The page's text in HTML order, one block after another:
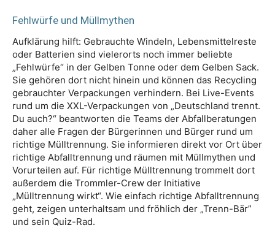
Fehlwürfe und Müllmythen
Aufklärung hilft: Gebrauchte Windeln, Lebensmittelreste
oder Batterien sind vielerorts noch immer beliebte
„Fehlwürfe“ in der Gelben Tonne oder dem Gelben Sack.
Sie gehören dort nicht hinein und können das Recycling
gebrauchter Verpackungen verhindern. Bei Live-Events
rund um die XXL-Verpackungen von „Deutschland trennt.
Du auch?“ beantworten die Teams der Abfallberatungen
daher alle Fragen der Bürgerinnen und Bürger rund um
richtige Mülltrennung. Sie informieren direkt vor Ort über
richtige Abfalltrennung und räumen mit Müllmythen und
Vorurteilen auf. Für richtige Mülltrennung trommelt dort
außerdem die Trommler-Crew der Initiative
„Mülltrennung wirkt“. Wie einfach richtige Abfalltrennung
geht, zeigen unterhaltsam und fröhlich der „Trenn-Bär”
und sein Quiz-Rad.